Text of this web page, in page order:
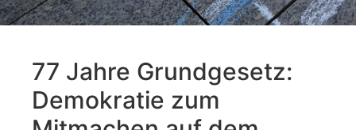
77 Jahre Grundgesetz:
Demokratie zum